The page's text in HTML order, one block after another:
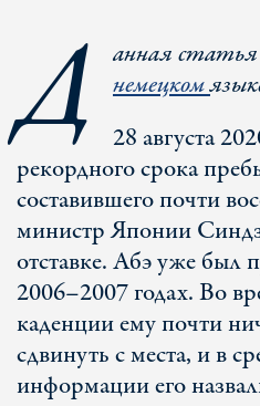
Д
анная
немецком
28 августа
рекордного срока
составившего почти
министр Японии
отставке. Абэ уже был
2006–2007 годах. Во
каденции ему почти
сдвинуть с места, и в
информации его